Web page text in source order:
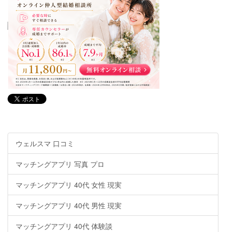
ウェルスマ 口コミ
マッチングアプリ 写真 プロ
マッチングアプリ 40代 女性 現実
マッチングアプリ 40代 男性 現実
マッチングアプリ 40代 体験談